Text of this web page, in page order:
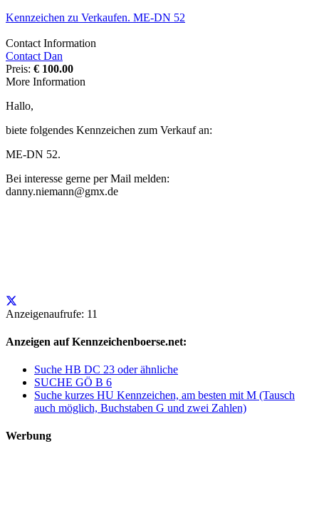
Kennzeichen zu Verkaufen. ME-DN 52
Contact Information
Contact Dan
Preis: € 100.00
More Information
Hallo,
biete folgendes Kennzeichen zum Verkauf an:
ME-DN 52.
Bei interesse gerne per Mail melden:
danny.niemann@gmx.de
Anzeigenaufrufe: 11
Anzeigen auf Kennzeichenboerse.net:
Suche HB DC 23 oder ähnliche
SUCHE GÖ B 6
Suche kurzes HU Kennzeichen, am besten mit M (Tausch
auch möglich, Buchstaben G und zwei Zahlen)
Werbung